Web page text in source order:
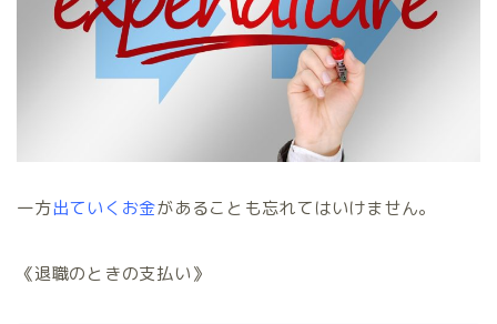
一方出ていくお金があることも忘れてはいけません。
《退職のときの支払い》